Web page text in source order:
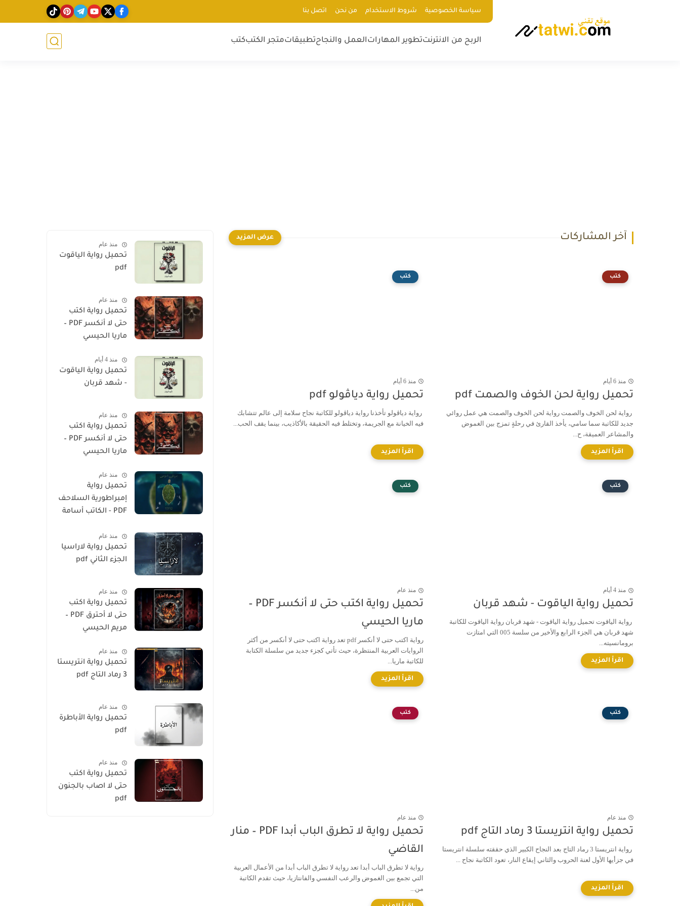
سياسة الخصوصية شروط الاستخدام من نحن اتصل بنا
الربح من الانترنتتطوير المهاراتالعمل والنجاحتطبيقاتمتجر الكتبكتب
آخر المشاركات
كتب
منذ 6 أيام
تحميل رواية لحن الخوف والصمت pdf
رواية لحن الخوف والصمت رواية لحن الخوف والصمت هي عمل روائي
جديد للكاتبة سما سامي، يأخذ القارئ في رحلةٍ تمزج بين الغموض
والمشاعر العميقة، ح...
كتب
منذ 6 أيام
تحميل رواية دياڤولو pdf
رواية دياڤولو تأخذنا رواية دياڤولو للكاتبة نجاح سلامة إلى عالم تتشابك
فيه الخيانة مع الجريمة، وتختلط فيه الحقيقة بالأكاذيب، بينما يقف الحب...
كتب
منذ 4 أيام
تحميل رواية الياقوت - شهد قربان
رواية الياقوت تحميل رواية الياقوت - شهد قربان رواية الياقوت للكاتبة
شهد قربان هي الجزء الرابع والأخير من سلسة 005 التي امتازت
برومانسيته...
كتب
منذ عام
تحميل رواية اكتب حتى لا أنكسر PDF –
ماريا الحيسي
رواية اكتب حتى لا أنكسر pdf تعد رواية اكتب حتى لا أنكسر من أكثر
الروايات العربية المنتظرة، حيث تأتي كجزء جديد من سلسلة الكتابة
للكاتبة ماريا...
كتب
منذ عام
تحميل رواية انتريستا 3 رماد التاج pdf
رواية انتريستا 3 رماد التاج بعد النجاح الكبير الذي حققته سلسلة انتريستا
في جزأيها الأول لعنة الحروب والثاني إيقاع النار، تعود الكاتبة نجاح ...
كتب
منذ عام
تحميل رواية لا تطرق الباب أبدا PDF – منار
القاضي
رواية لا تطرق الباب أبدا تعد رواية لا تطرق الباب أبدا من الأعمال العربية
التي تجمع بين الغموض والرعب النفسي والفانتازيا، حيث تقدم الكاتبة
من...
منذ عام
تحميل رواية الياقوت
pdf
منذ عام
تحميل رواية اكتب
حتى لا أنكسر PDF –
ماريا الحيسي
منذ 4 أيام
تحميل رواية الياقوت
- شهد قربان
منذ عام
تحميل رواية اكتب
حتى لا أنكسر PDF –
ماريا الحيسي
منذ عام
تحميل رواية
إمبراطورية السلاحف
PDF - الكاتب أسامة
منذ عام
تحميل رواية لاراسيا
الجزء الثاني pdf
منذ عام
تحميل رواية اكتب
حتى لا أحترق PDF –
مريم الحيسي
منذ عام
تحميل رواية انتريستا
3 رماد التاج pdf
منذ عام
تحميل رواية الأباطرة
pdf
منذ عام
تحميل رواية اكتب
حتى لا اصاب بالجنون
pdf